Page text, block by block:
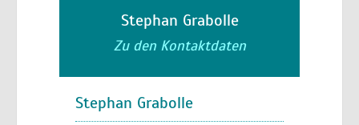
Stephan Grabolle
Zu den Kontaktdaten
Stephan Grabolle